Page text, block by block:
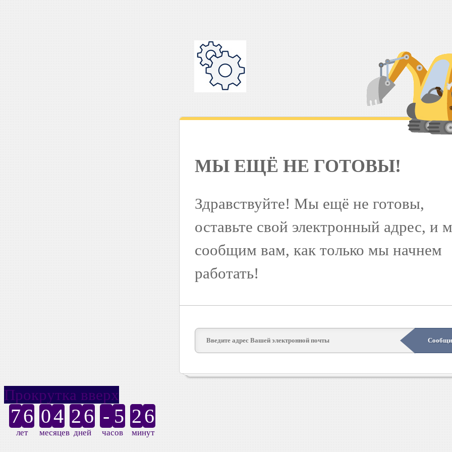
МЫ ЕЩЁ НЕ ГОТОВЫ!
Здравствуйте! Мы ещё не готовы,
оставьте свой электронный адрес, и
сообщим вам, как только мы начнем
работать!
Прокрутка вверх
76
лет
04
месяцев
26
дней
- 5
часов
26
минут